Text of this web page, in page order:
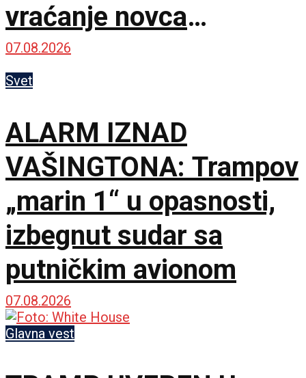
vraćanje novca
omogućilo bi mir u
Ukrajini
07.08.2026
Svet
ALARM IZNAD
VAŠINGTONA: Trampov
„marin 1“ u opasnosti,
izbegnut sudar sa
putničkim avionom
07.08.2026
Glavna vest